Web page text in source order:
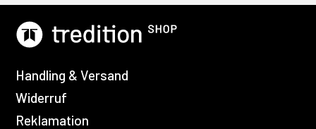
Handling & Versand
Widerruf
Reklamation